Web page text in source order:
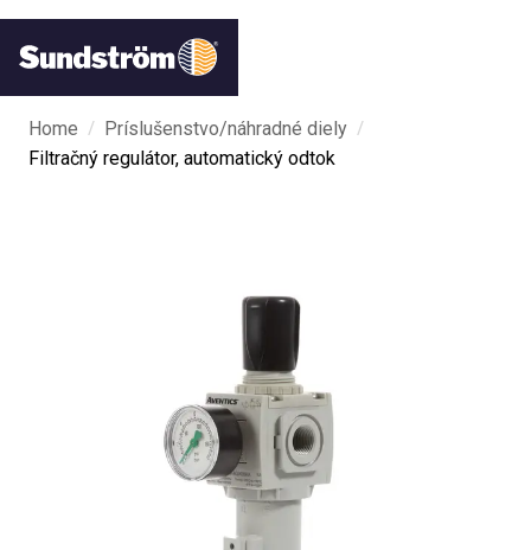
Home / Príslušenstvo/náhradné diely /
Filtračný regulátor, automatický odtok